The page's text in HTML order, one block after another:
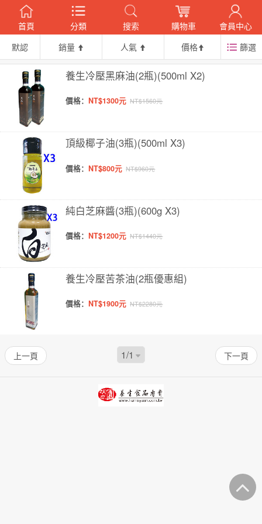
首頁 分類 搜索 購物車
會員中心
默認
銷量 人氣 價格 篩選
養生冷壓黑麻油(2瓶)(500ml X2)
價格： NT$1300元 NT$1560元
頂級椰子油(3瓶)(500ml X3)
價格： NT$800元 NT$960元
純白芝麻醬(3瓶)(600g X3)
價格： NT$1200元 NT$1440元
養生冷壓苦茶油(2瓶優惠組)
價格： NT$1900元 NT$2280元
上一頁 下一頁